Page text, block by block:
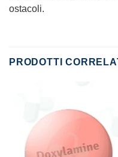
ostacoli.
PRODOTTI